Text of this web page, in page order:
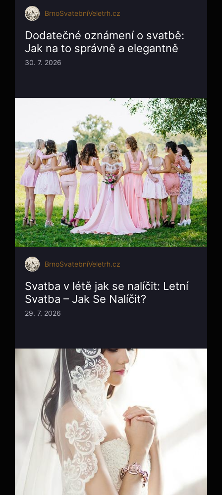
BrnoSvatebníVeletrh.cz
Dodatečné oznámení o svatbě:
Jak na to správně a elegantně
30. 7. 2026
BrnoSvatebníVeletrh.cz
Svatba v létě jak se nalíčit: Letní
Svatba – Jak Se Nalíčit?
29. 7. 2026